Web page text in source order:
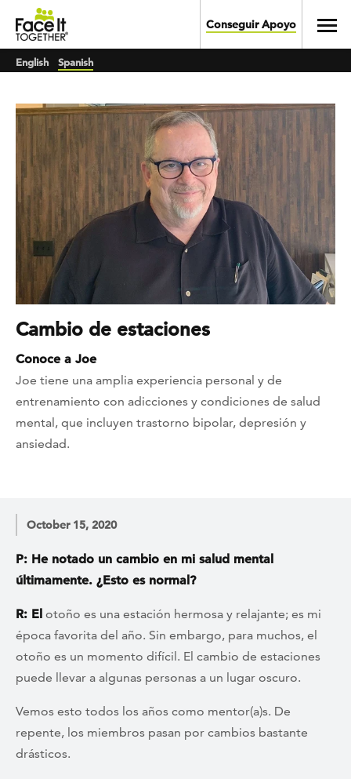
Skip to main content
Conseguir Apoyo
English Spanish
Cambio de estaciones
Conoce a Joe
Joe tiene una amplia experiencia personal y de
entrenamiento con adicciones y condiciones de salud
mental, que incluyen trastorno bipolar, depresión y
ansiedad.
October 15, 2020
P: He notado un cambio en mi salud mental
últimamente. ¿Esto es normal?
R: El otoño es una estación hermosa y relajante; es mi
época favorita del año. Sin embargo, para muchos, el
otoño es un momento difícil. El cambio de estaciones
puede llevar a algunas personas a un lugar oscuro.
Vemos esto todos los años como mentor(a)s. De
repente, los miembros pasan por cambios bastante
drásticos.